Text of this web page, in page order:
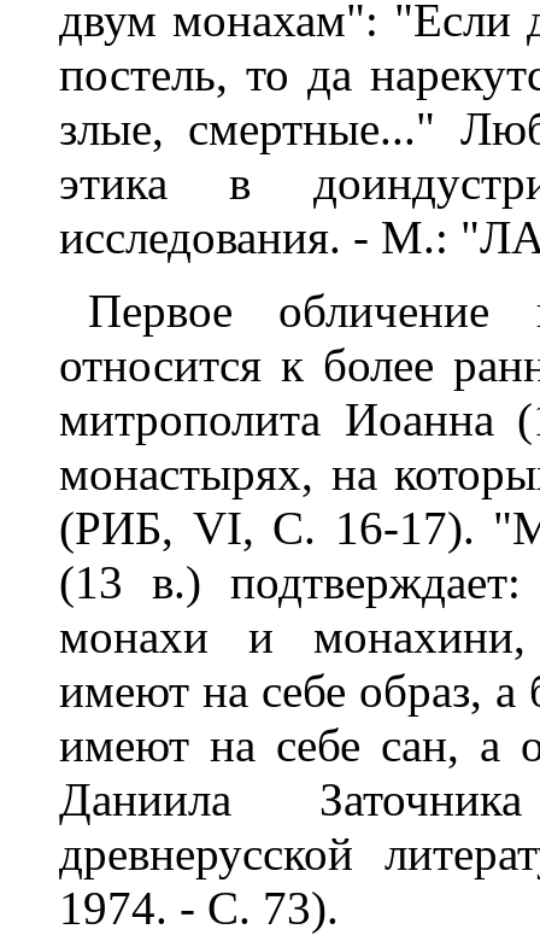
двум монахам": "Если
постель, то да
злые, смертные..."
этика в
исследования. - М.:
Первое обличение
относится к более
митрополита Иоанна
монастырях, на
(РИБ, VI, С. 16-17).
(13 в.)
монахи и монахини,
имеют на себе образ, а
имеют на себе сан, а
Даниила
древнерусской
1974. - С. 73).